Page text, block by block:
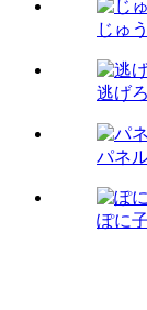
じゅ
逃げ
パネ
ぽに